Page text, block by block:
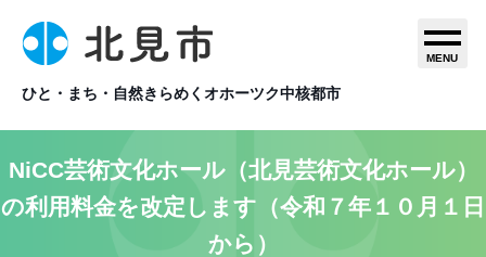
ひと・まち・自然きらめくオホーツク中核都市
MENU
NiCC芸術文化ホール（北見芸術文化ホール）
の利用料金を改定します（令和７年１０月１日
から）